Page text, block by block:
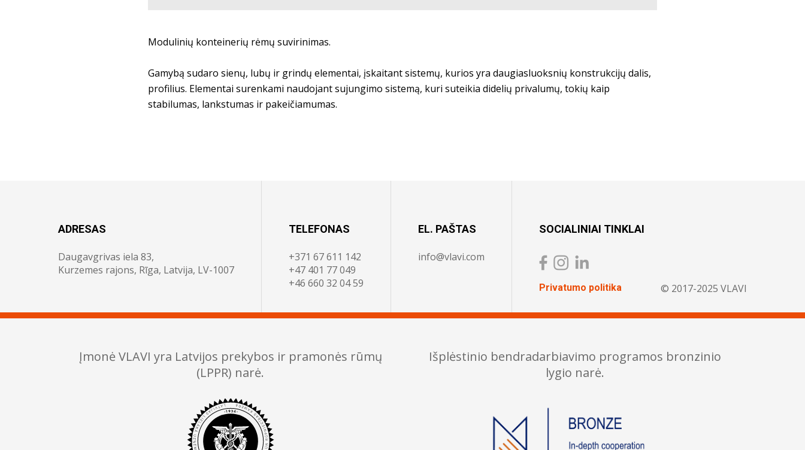
Modulinių konteinerių rėmų suvirinimas.
Gamybą sudaro sienų, lubų ir grindų elementai, įskaitant sistemų, kurios yra daugiasluoksnių konstrukcijų dalis,
profilius. Elementai surenkami naudojant sujungimo sistemą, kuri suteikia didelių privalumų, tokių kaip
stabilumas, lankstumas ir pakeičiamumas.
ADRESAS
Daugavgrivas iela 83,
Kurzemes rajons, Rīga, Latvija, LV-1007
TELEFONAS
+371 67 611 142
+47 401 77 049
+46 660 32 04 59
EL. PAŠTAS
info@vlavi.com
SOCIALINIAI TINKLAI
Privatumo politika © 2017-2025 VLAVI
Įmonė VLAVI yra Latvijos prekybos ir pramonės rūmų
(LPPR) narė.
Išplėstinio bendradarbiavimo programos bronzinio
lygio narė.